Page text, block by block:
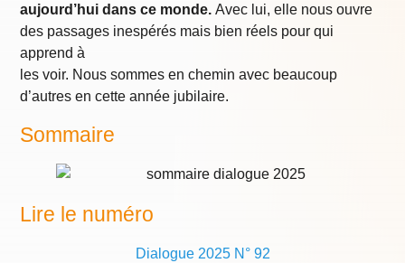
aujourd’hui dans ce monde.Avec lui, elle nous ouvre
des passages inespérés mais bien réels pour qui
apprend à
les voir. Nous sommes en chemin avec beaucoup
d’autres en cette année jubilaire.
Sommaire
Lire le numéro
Dialogue 2025 N° 92